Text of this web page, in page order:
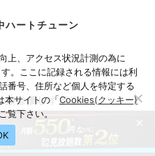
ハートチューン
娘は優しすぎる!!
上、アクセス状況計測の為に
。ここに記録される情報には利
番号、住所など個人を特定する
本サイトの「Cookies(クッキー)
覧下さい。